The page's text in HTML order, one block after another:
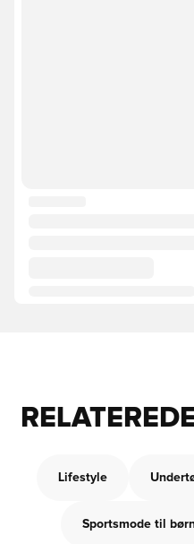
Lifestyle
Sportsmode til